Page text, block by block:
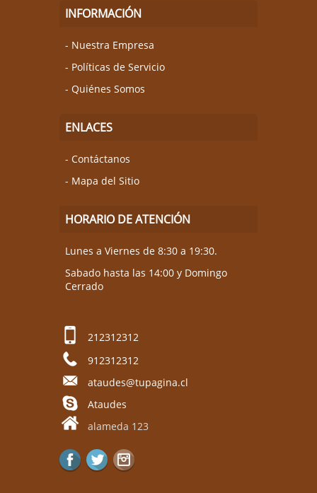
INFORMACIÓN
Nuestra Empresa
Políticas de Servicio
Quiénes Somos
ENLACES
Contáctanos
Mapa del Sitio
HORARIO DE ATENCIÓN
Lunes a Viernes de 8:30 a 19:30.
Sabado hasta las 14:00 y Domingo
Cerrado
212312312
912312312
ataudes@tupagina.cl
Ataudes
alameda 123